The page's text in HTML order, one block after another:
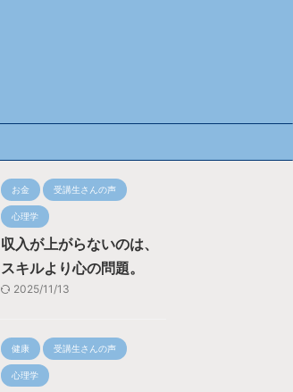
お金 受講生さんの声
心理学
収入が上がらないのは、
スキルより心の問題。
2025/11/13
健康 受講生さんの声
心理学